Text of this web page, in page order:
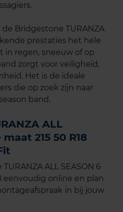
Bridgestone TURANZA
prestaties het hele
in regen, sneeuw of op
zorgt voor veiligheid,
Het is de ideale
die op zoek zijn naar
band.
ALL
215 50 R18
ALL SEASON 6
eenvoudig online en plan
in bij jouw